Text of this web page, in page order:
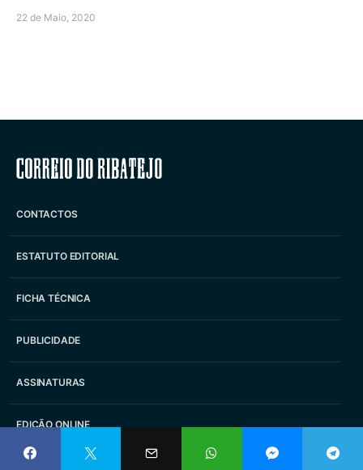
22 de Maio, 2020
Correio do Ribatejo
CONTACTOS
ESTATUTO EDITORIAL
FICHA TÉCNICA
PUBLICIDADE
ASSINATURAS
EDIÇÃO ONLINE